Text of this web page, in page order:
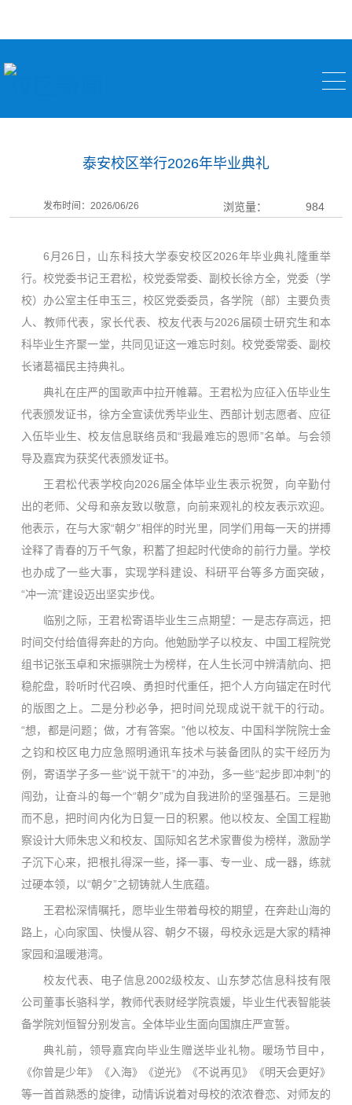
泰安校区举行2026年毕业典礼
发布时间：2026/06/26 浏览量： 984
6月26日，山东科技大学泰安校区2026年毕业典礼隆重举
行。校党委书记王君松，校党委常委、副校长徐方全，党委（学
校）办公室主任申玉三，校区党委委员，各学院（部）主要负责
人、教师代表，家长代表、校友代表与2026届硕士研究生和本
科毕业生齐聚一堂，共同见证这一难忘时刻。校党委常委、副校
长诸葛福民主持典礼。
典礼在庄严的国歌声中拉开帷幕。王君松为应征入伍毕业生
代表颁发证书，徐方全宣读优秀毕业生、西部计划志愿者、应征
入伍毕业生、校友信息联络员和“我最难忘的恩师”名单。与会领
导及嘉宾为获奖代表颁发证书。
王君松代表学校向2026届全体毕业生表示祝贺，向辛勤付
出的老师、父母和亲友致以敬意，向前来观礼的校友表示欢迎。
他表示，在与大家“朝夕”相伴的时光里，同学们用每一天的拼搏
诠释了青春的万千气象，积蓄了担起时代使命的前行力量。学校
也办成了一些大事，实现学科建设、科研平台等多方面突破，
“冲一流”建设迈出坚实步伐。
临别之际，王君松寄语毕业生三点期望：一是志存高远，把
时间交付给值得奔赴的方向。他勉励学子以校友、中国工程院党
组书记张玉卓和宋振骐院士为榜样，在人生长河中辨清航向、把
稳舵盘，聆听时代召唤、勇担时代重任，把个人方向锚定在时代
的版图之上。二是分秒必争，把时间兑现成说干就干的行动。
“想，都是问题；做，才有答案。”他以校友、中国科学院院士金
之钧和校区电力应急照明通讯车技术与装备团队的实干经历为
例，寄语学子多一些“说干就干”的冲劲，多一些“起步即冲刺”的
闯劲，让奋斗的每一个“朝夕”成为自我进阶的坚强基石。三是驰
而不息，把时间内化为日复一日的积累。他以校友、全国工程勘
察设计大师朱忠义和校友、国际知名艺术家曹俊为榜样，激励学
子沉下心来，把根扎得深一些，择一事、专一业、成一器，练就
过硬本领，以“朝夕”之韧铸就人生底蕴。
王君松深情嘱托，愿毕业生带着母校的期望，在奔赴山海的
路上，心向家国、快慢从容、朝夕不辍，母校永远是大家的精神
家园和温暖港湾。
校友代表、电子信息2002级校友、山东梦芯信息科技有限
公司董事长骆科学，教师代表财经学院袁媛，毕业生代表智能装
备学院刘恒智分别发言。全体毕业生面向国旗庄严宣誓。
典礼前，领导嘉宾向毕业生赠送毕业礼物。暖场节目中，
《你曾是少年》《入海》《逆光》《不说再见》《明天会更好》
等一首首熟悉的旋律，动情诉说着对母校的浓浓眷恋、对师友的